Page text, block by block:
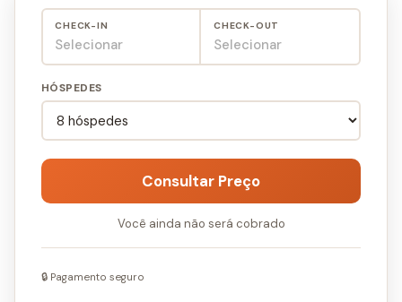
clubhouse do resort, que oferece piscina, área de lazer
e muito mais. Windsor Hills é uma das comunidades mais
bem avaliadas por famílias brasileiras que visitam
Orlando, e você vai entender o motivo assim que chegar.
CHECK-IN
Selecionar
CHECK-OUT
Selecionar
HÓSPEDES
Consultar Preço
Você ainda não será cobrado
🔒 Pagamento seguro